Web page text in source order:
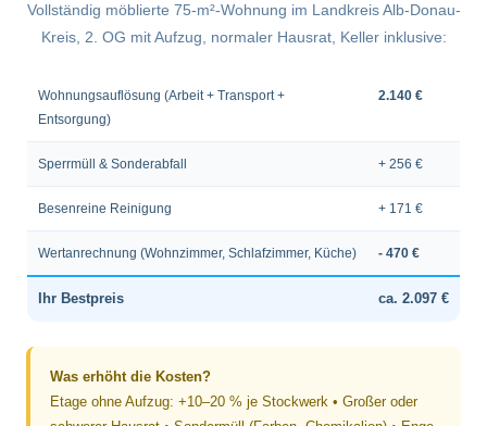
Vollständig möblierte 75-m²-Wohnung im Landkreis Alb-Donau-
Kreis, 2. OG mit Aufzug, normaler Hausrat, Keller inklusive:
Wohnungsauflösung (Arbeit + Transport +
Entsorgung)
2.140 €
Sperrmüll & Sonderabfall + 256 €
Besenreine Reinigung + 171 €
Wertanrechnung (Wohnzimmer, Schlafzimmer, Küche) - 470 €
Ihr Bestpreis ca. 2.097 €
Was erhöht die Kosten?
Etage ohne Aufzug: +10–20 % je Stockwerk • Großer oder